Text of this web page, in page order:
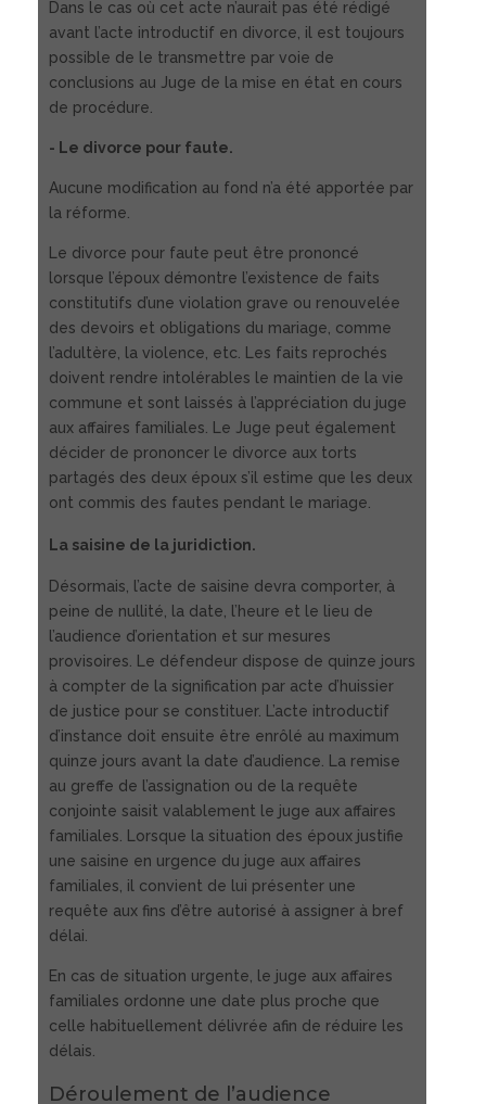
Dans le cas où cet acte n’aurait pas été rédigé
avant l’acte introductif en divorce, il est toujours
possible de le transmettre par voie de
conclusions au Juge de la mise en état en cours
de procédure.
- Le divorce pour faute.
Aucune modification au fond n’a été apportée par
la réforme.
Le divorce pour faute peut être prononcé
lorsque l’époux démontre l’existence de faits
constitutifs d’une violation grave ou renouvelée
des devoirs et obligations du mariage, comme
l’adultère, la violence, etc. Les faits reprochés
doivent rendre intolérables le maintien de la vie
commune et sont laissés à l’appréciation du juge
aux affaires familiales. Le Juge peut également
décider de prononcer le divorce aux torts
partagés des deux époux s’il estime que les deux
ont commis des fautes pendant le mariage.
La saisine de la juridiction.
Désormais, l’acte de saisine devra comporter, à
peine de nullité, la date, l’heure et le lieu de
l’audience d’orientation et sur mesures
provisoires. Le défendeur dispose de quinze jours
à compter de la signification par acte d’huissier
de justice pour se constituer. L’acte introductif
d’instance doit ensuite être enrôlé au maximum
quinze jours avant la date d’audience. La remise
au greffe de l’assignation ou de la requête
conjointe saisit valablement le juge aux affaires
familiales. Lorsque la situation des époux justifie
une saisine en urgence du juge aux affaires
familiales, il convient de lui présenter une
requête aux fins d’être autorisé à assigner à bref
délai.
En cas de situation urgente, le juge aux affaires
familiales ordonne une date plus proche que
celle habituellement délivrée afin de réduire les
délais.
Déroulement de l’audience